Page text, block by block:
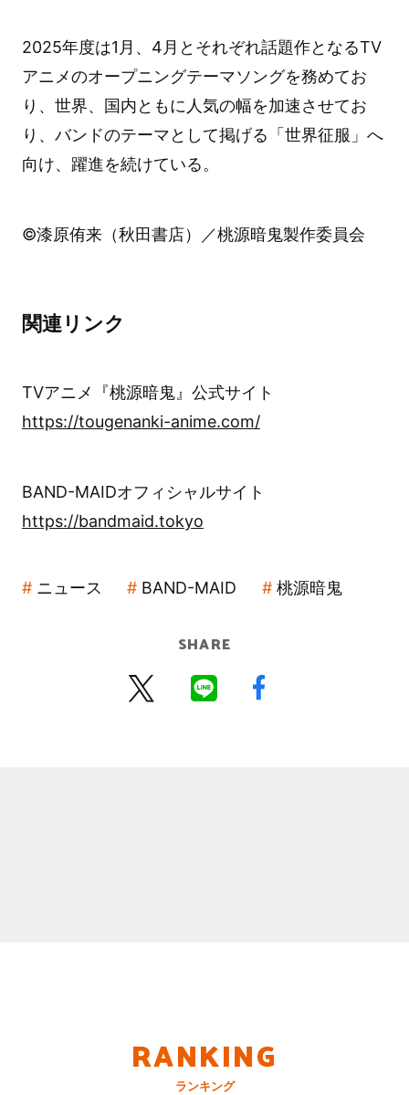
2025年度は1月、4月とそれぞれ話題作となるTV
アニメのオープニングテーマソングを務めてお
り、世界、国内ともに人気の幅を加速させてお
り、バンドのテーマとして掲げる「世界征服」へ
向け、躍進を続けている。
©漆原侑来（秋田書店）／桃源暗鬼製作委員会
関連リンク
TVアニメ『桃源暗鬼』公式サイト
https://tougenanki-anime.com/
BAND-MAIDオフィシャルサイト
https://bandmaid.tokyo
ニュース BAND-MAID 桃源暗鬼
SHARE
RANKING
ランキング